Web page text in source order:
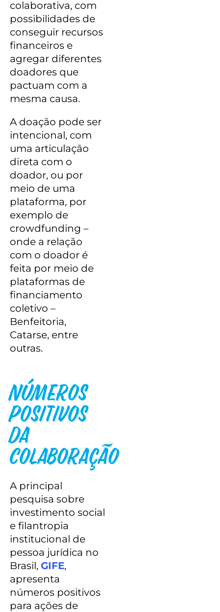
colaborativa, com
possibilidades de
conseguir recursos
financeiros e
agregar diferentes
doadores que
pactuam com a
mesma causa.
A doação pode ser
intencional, com
uma articulação
direta com o
doador, ou por
meio de uma
plataforma, por
exemplo de
crowdfunding –
onde a relação
com o doador é
feita por meio de
plataformas de
financiamento
coletivo –
Benfeitoria,
Catarse, entre
outras.
Números
Positivos
Da
Colaboração
A principal
pesquisa sobre
investimento social
e filantropia
institucional de
pessoa jurídica no
Brasil, GIFE,
apresenta
números positivos
para ações de